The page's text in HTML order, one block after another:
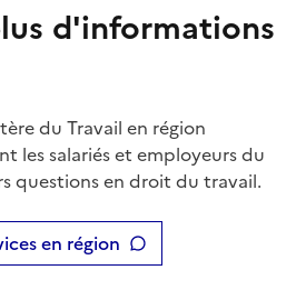
d'informations
du Travail en région
les salariés et employeurs du
questions en droit du travail.
en région